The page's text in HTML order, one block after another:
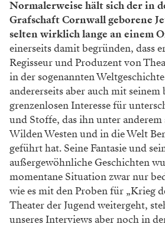
Normalerweise hält sich der in
Grafschaft Cornwall geborene
selten wirklich lange an einem
einerseits damit begründen, dass
Regisseur und Produzent von
in der sogenannten
andererseits aber auch mit seinem
grenzenlosen Interesse für
und Stoffe, das ihn unter
Wilden Westen und in die Welt
geführt hat. Seine Fantasie und
außergewöhnliche Geschichten
momenta­ne Situation zwar nur
wie es mit den Proben für „Krieg
Theater der Jugend weiter­geht,
unseres Interviews aber noch in